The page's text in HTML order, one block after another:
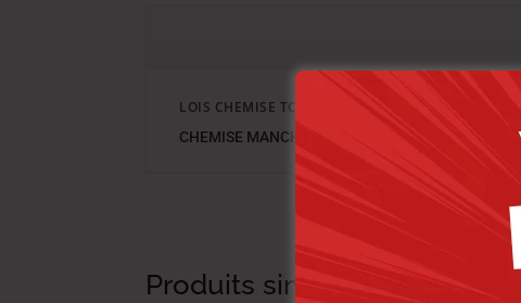
LOIS CHEMISE TOILE-01 ARVIN MC HOMME NAT.
CHEMISE MANCHES COURTES , COULEUR écru
Produits similaires